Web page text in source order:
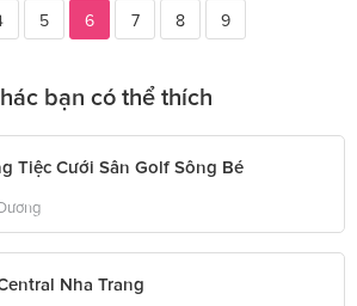
5 6 7 8 9
bạn có thể thích
Tiệc Cưới Sân Golf Sông Bé
Nha Trang